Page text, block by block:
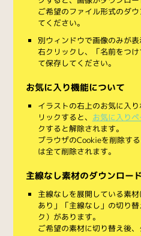
ご希望のファイル形式のダ
てください。
別ウィンドウで画像のみが
右クリックし、「名前をつ
て保存してください。
お気に入り機能について
イラストの右上のお気に入
リックすると、 お気に入りペ
クすると解除されます。
ブラウザのCookieを削除す
は全て削除されます。
主線なし素材のダウンロー
主線なしを展開している素
あり」「主線なし」の切り
ク）があります。
ご希望の素材に切り替え後